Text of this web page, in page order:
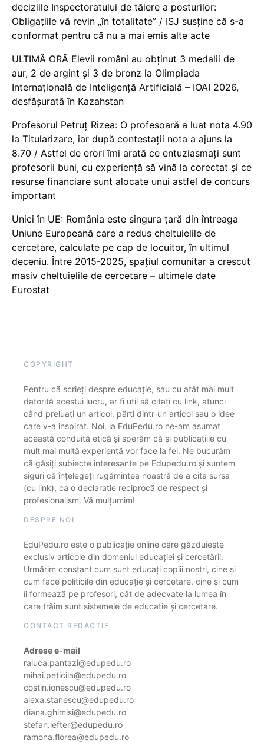
deciziile Inspectoratului de tăiere a posturilor:
Obligațiile vă revin „în totalitate” / ISJ susține că s-a
conformat pentru că nu a mai emis alte acte
ULTIMĂ ORĂ Elevii români au obținut 3 medalii de
aur, 2 de argint și 3 de bronz la Olimpiada
Internațională de Inteligență Artificială – IOAI 2026,
desfășurată în Kazahstan
Profesorul Petruț Rizea: O profesoară a luat nota 4.90
la Titularizare, iar după contestații nota a ajuns la
8.70 / Astfel de erori îmi arată ce entuziasmați sunt
profesorii buni, cu experiență să vină la corectat și ce
resurse financiare sunt alocate unui astfel de concurs
important
Unici în UE: România este singura țară din întreaga
Uniune Europeană care a redus cheltuielile de
cercetare, calculate pe cap de locuitor, în ultimul
deceniu. Între 2015-2025, spațiul comunitar a crescut
masiv cheltuielile de cercetare – ultimele date
Eurostat
COPYRIGHT
Pentru că scrieți despre educație, sau cu atât mai mult
datorită acestui lucru, ar fi util să citați cu link, atunci
când preluați un articol, părți dintr-un articol sau o idee
care v-a inspirat. Noi, la EduPedu.ro ne-am asumat
această conduită etică și sperăm că și publicațiile cu
mult mai multă experiență vor face la fel. Ne bucurăm
că găsiți subiecte interesante pe Edupedu.ro și suntem
siguri că înțelegeți rugămintea noastră de a cita sursa
(cu link), ca o declarație reciprocă de respect și
profesionalism. Vă mulțumim!
DESPRE NOI
EduPedu.ro este o publicație online care găzduiește
exclusiv articole din domeniul educației și cercetării.
Urmărim constant cum sunt educați copiii noștri, cine și
cum face politicile din educație și cercetare, cine și cum
îi formează pe profesori, cât de adecvate la lumea în
care trăim sunt sistemele de educație și cercetare.
CONTACT REDACȚIE
Adrese e-mail
raluca.pantazi@edupedu.ro
mihai.peticila@edupedu.ro
costin.ionescu@edupedu.ro
alexa.stanescu@edupedu.ro
diana.ghimisi@edupedu.ro
stefan.lefter@edupedu.ro
ramona.florea@edupedu.ro